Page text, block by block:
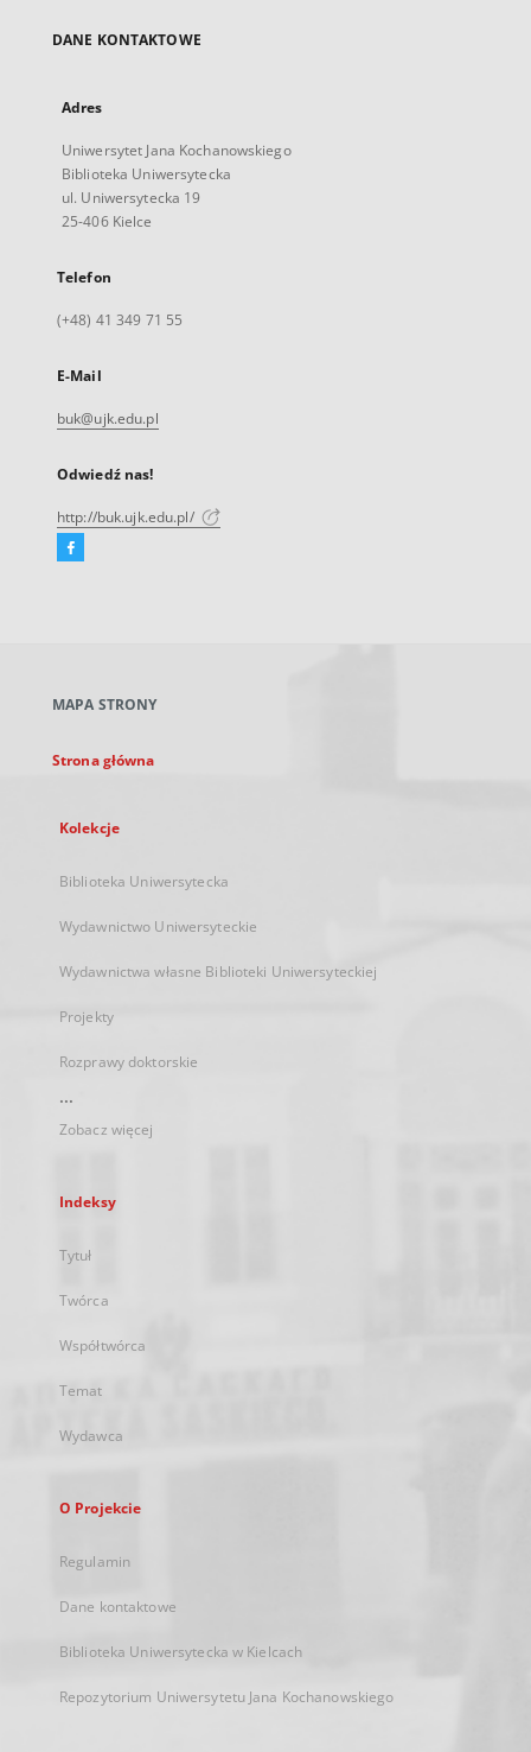
DANE KONTAKTOWE
Adres
Uniwersytet Jana Kochanowskiego
Biblioteka Uniwersytecka
ul. Uniwersytecka 19
25-406 Kielce
Telefon
(+48) 41 349 71 55
E-Mail
buk@ujk.edu.pl
Odwiedź nas!
http://buk.ujk.edu.pl/
Facebook
karcie
MAPA STRONY
Strona główna
Kolekcje
Biblioteka Uniwersytecka
Wydawnictwo Uniwersyteckie
Wydawnictwa własne Biblioteki Uniwersyteckiej
Projekty
Rozprawy doktorskie
...
Zobacz więcej
Indeksy
Tytuł
Twórca
Współtwórca
Temat
Wydawca
O Projekcie
Regulamin
Dane kontaktowe
Biblioteka Uniwersytecka w Kielcach
Repozytorium Uniwersytetu Jana Kochanowskiego